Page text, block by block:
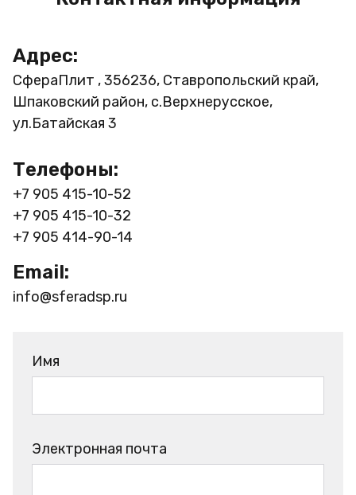
Адрес:
СфераПлит , 356236, Ставропольский край,
Шпаковский район, с.Верхнерусское,
ул.Батайская 3
Телефоны:
+7 905 415-10-52
+7 905 415-10-32
+7 905 414-90-14
Email:
info@sferadsp.ru
Имя
Электронная почта